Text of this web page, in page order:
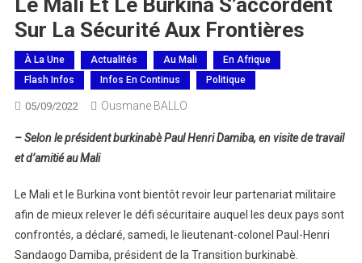
Sur La Sécurité Aux Frontières
À La Une Actualités Au Mali
En Afrique
Flash Infos
Infos En Continus Politique
05/09/2022 Ousmane BALLO
– Selon le président burkinabè Paul Henri Damiba, en visite de travail
et d’amitié au Mali
Le Mali et le Burkina vont bientôt revoir leur partenariat militaire
afin de mieux relever le défi sécuritaire auquel les deux pays sont
confrontés, a déclaré, samedi, le lieutenant-colonel Paul-Henri
Sandaogo Damiba, président de la Transition burkinabè.